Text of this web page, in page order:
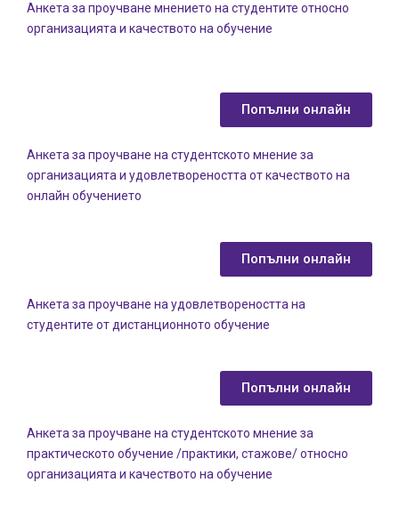
Анкета за проучване мнението на студентите относно
организацията и качеството на обучение
Попълни онлайн
Анкета за проучване на студентското мнение за
организацията и удовлетвореността от качеството на
онлайн обучението
Попълни онлайн
Анкета за проучване на удовлетвореността на
студентите от дистанционното обучение
Попълни онлайн
Анкета за проучване на студентското мнение за
практическото обучение /практики, стажове/ относно
организацията и качеството на обучение